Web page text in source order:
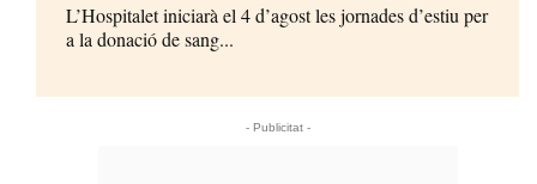
L’Hospitalet iniciarà el 4 d’agost les jornades d’estiu per
a la donació de sang...
- Publicitat -